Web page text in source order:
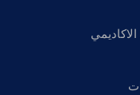
الاكاديمي